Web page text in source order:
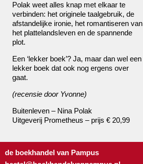
Polak weet alles knap met elkaar te
verbinden: het originele taalgebruik, de
afstandelijke ironie, het romantiseren van
het plattelandsleven en de spannende
plot.
Een ‘lekker boek’? Ja, maar dan wel een
lekker boek dat ook nog ergens over
gaat.
(recensie door Yvonne)
Buitenleven – Nina Polak
Uitgeverij Prometheus – prijs € 20,99
de boekhandel van Pampus